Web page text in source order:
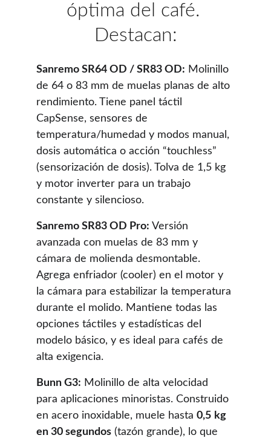
óptima del café.
Destacan:
Sanremo SR64 OD / SR83 OD: Molinillo
de 64 o 83 mm de muelas planas de alto
rendimiento. Tiene panel táctil
CapSense, sensores de
temperatura/humedad y modos manual,
dosis automática o acción “touchless”
(sen­so­rización de dosis). Tolva de 1,5 kg
y motor inverter para un trabajo
constante y silencioso.
Sanremo SR83 OD Pro: Versión
avanzada con muelas de 83 mm y
cámara de molienda desmontable.
Agrega enfriador (cooler) en el motor y
la cámara para estabilizar la temperatura
durante el molido. Mantiene todas las
opciones táctiles y estadísticas del
modelo básico, y es ideal para cafés de
alta exigencia.
Bunn G3: Molinillo de alta velocidad
para aplicaciones minoristas. Construido
en acero inoxidable, muele hasta 0,5 kg
en 30 segundos (tazón grande), lo que